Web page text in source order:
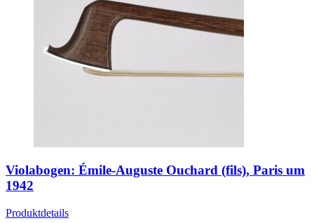
Violabogen: Émile-Auguste Ouchard (fils), Paris um
1942
Produktdetails